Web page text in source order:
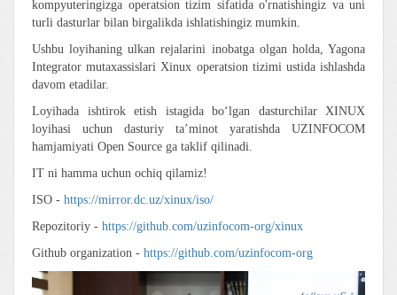
kompyuteringizga operatsion tizim sifatida o'rnatishingiz va uni
turli dasturlar bilan birgalikda ishlatishingiz mumkin.
Ushbu loyihaning ulkan rejalarini inobatga olgan holda, Yagona
Integrator mutaxassislari Xinux operatsion tizimi ustida ishlashda
davom etadilar.
Loyihada ishtirok etish istagida boʻlgan dasturchilar XINUX
loyihasi uchun dasturiy taʼminot yaratishda UZINFOCOM
hamjamiyati Open Source ga taklif qilinadi.
IT ni hamma uchun ochiq qilamiz!
ISO - https://mirror.dc.uz/xinux/iso/
Repozitoriy - https://github.com/uzinfocom-org/xinux
Github organization - https://github.com/uzinfocom-org